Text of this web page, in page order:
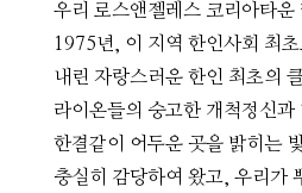
우리 로스앤젤레스 코리아타운
1975년, 이 지역 한인사회 최
내린 자랑스러운 한인 최초의
라이온들의 숭고한 개척정신
한결같이 어두운 곳을 밝히는
충실히 감당하여 왔고, 우리가